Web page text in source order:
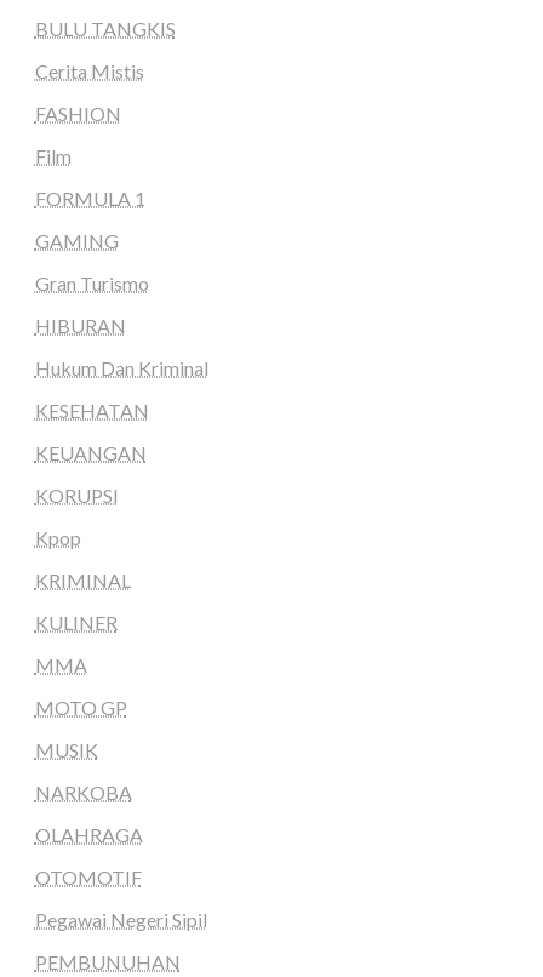
BULU TANGKIS
Cerita Mistis
FASHION
Film
FORMULA 1
GAMING
Gran Turismo
HIBURAN
Hukum Dan Kriminal
KESEHATAN
KEUANGAN
KORUPSI
Kpop
KRIMINAL
KULINER
MMA
MOTO GP
MUSIK
NARKOBA
OLAHRAGA
OTOMOTIF
Pegawai Negeri Sipil
PEMBUNUHAN